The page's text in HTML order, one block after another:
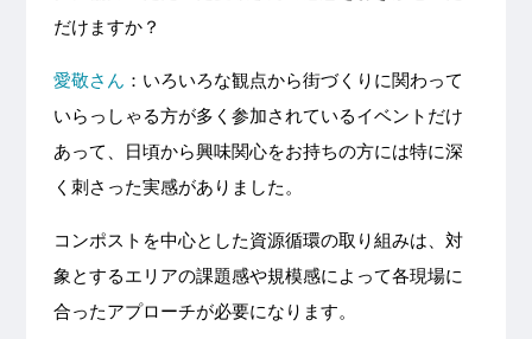
だけますか？
愛敬さん ：いろいろな観点から街づくりに関わって
いらっしゃる方が多く参加されているイベントだけ
あって、日頃から興味関心をお持ちの方には特に深
く刺さった実感がありました。
コンポストを中心とした資源循環の取り組みは、対
象とするエリアの課題感や規模感によって各現場に
合ったアプローチが必要になります。